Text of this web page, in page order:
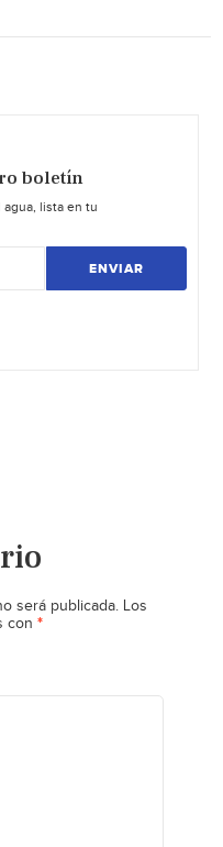
boletín
lista en tu
ENVIAR
será publicada. Los
con *